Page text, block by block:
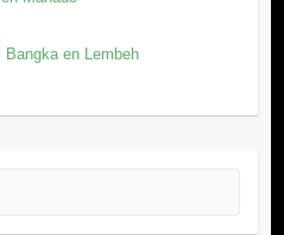
en Lembeh